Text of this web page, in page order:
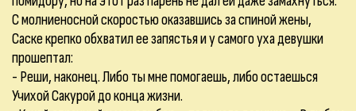
С молниеносной скоростью оказавшись за спиной жены,
Саске крепко обхватил ее запястья и у самого уха девушки
прошептал:
- Реши, наконец. Либо ты мне помогаешь, либо остаешься
Учихой Сакурой до конца жизни.